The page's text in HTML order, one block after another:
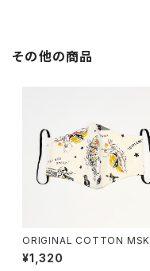
その他の商品
ORIGINAL COTTON MSK
¥1,320